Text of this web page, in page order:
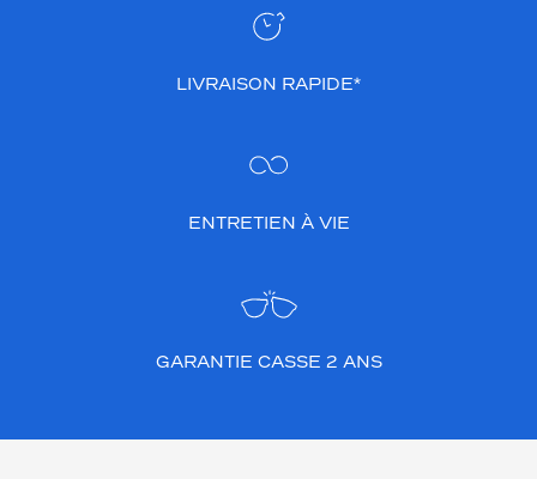
LIVRAISON RAPIDE*
ENTRETIEN À VIE
GARANTIE CASSE 2 ANS